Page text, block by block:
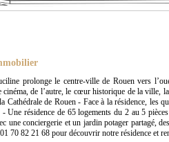
prolonge le centre-ville de Rouen vers
cinéma, de l’autre, le cœur historique de la ville,
de Rouen - Face à la résidence, les
Une résidence de 65 logements du 2 au 5
une conciergerie et un jardin potager partagé,
70 82 21 68 pour découvrir notre résidence et